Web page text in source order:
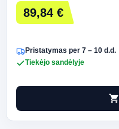
89,84 €
Pristatymas per 7 – 10 d.d.
Tiekėjo sandėlyje
shopping_cart